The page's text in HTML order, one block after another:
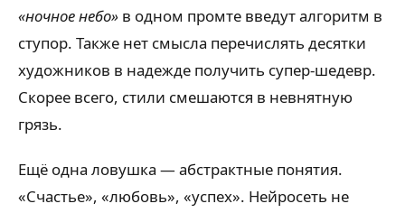
«ночное небо» в одном промте введут алгоритм в
ступор. Также нет смысла перечислять десятки
художников в надежде получить супер-шедевр.
Скорее всего, стили смешаются в невнятную
грязь.
Ещё одна ловушка — абстрактные понятия.
«Счастье», «любовь», «успех». Нейросеть не